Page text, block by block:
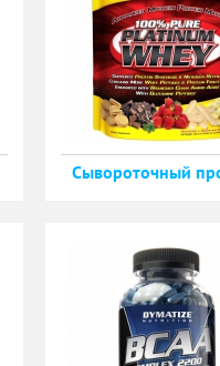
Сывороточный